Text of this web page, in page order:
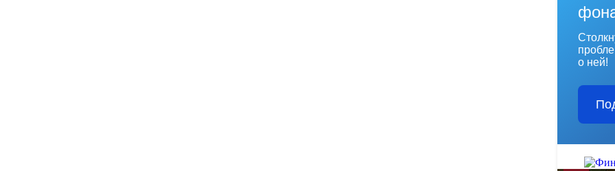
о ней!